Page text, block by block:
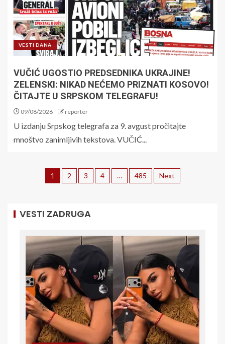
VESTI DANA
VUČIĆ UGOSTIO PREDSEDNIKA UKRAJINE!
ZELENSKI: NIKAD NEĆEMO PRIZNATI KOSOVO!
ČITAJTE U SRPSKOM TELEGRAFU!
09/08/2026 reporter
U izdanju Srpskog telegrafa za 9. avgust pročitajte
mnoštvo zanimljivih tekstova. VUČIĆ...
1 2 3 4 … 485 Next
VESTI ZADRUGA